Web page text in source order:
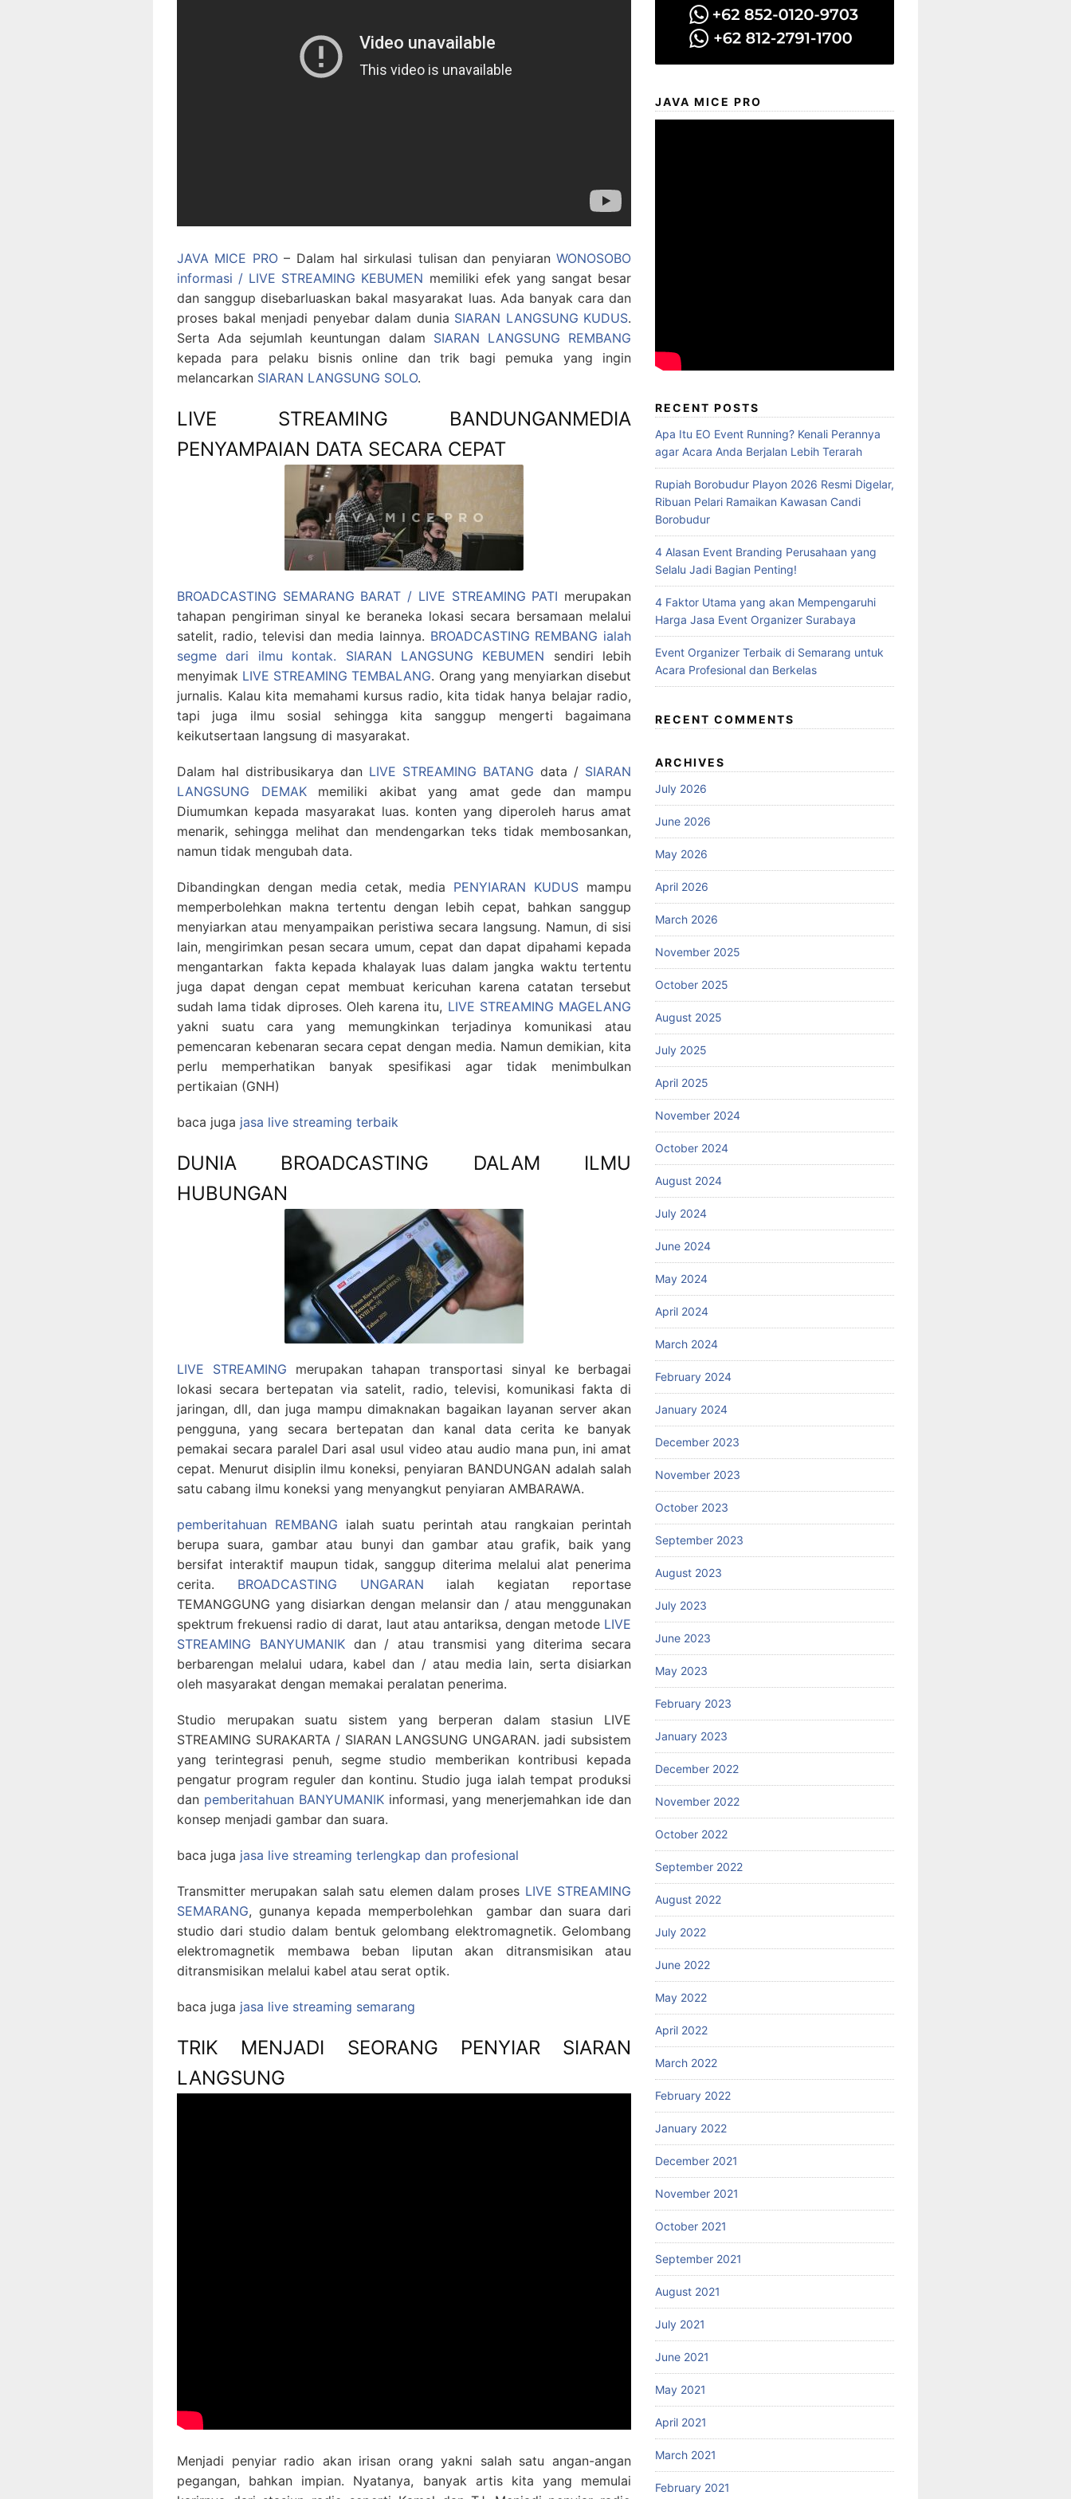
JAVA MICE PRO– Dalam hal sirkulasi tulisan dan penyiaranWONOSOBO
informasi / LIVE STREAMING KEBUMEN memiliki efek yang sangat besar
dan sanggup disebarluaskan bakal masyarakat luas. Ada banyak cara dan
proses bakal menjadi penyebar dalam dunia SIARAN LANGSUNG KUDUS.
Serta Ada sejumlah keuntungan dalam SIARAN LANGSUNG REMBANG
kepada para pelaku bisnis online dan trik bagi pemuka yang ingin
melancarkan SIARAN LANGSUNG SOLO.
LIVE STREAMING BANDUNGANMEDIA
PENYAMPAIAN DATA SECARA CEPAT
BROADCASTING SEMARANG BARAT / LIVE STREAMING PATI merupakan
tahapan pengiriman sinyal ke beraneka lokasi secara bersamaan melalui
satelit, radio, televisi dan media lainnya. BROADCASTING REMBANG ialah
segme dari ilmu kontak. SIARAN LANGSUNG KEBUMEN sendiri lebih
menyimak LIVE STREAMING TEMBALANG. Orang yang menyiarkan disebut
jurnalis. Kalau kita memahami kursus radio, kita tidak hanya belajar radio,
tapi juga ilmu sosial sehingga kita sanggup mengerti bagaimana
keikutsertaan langsung di masyarakat.
Dalam hal distribusikarya dan LIVE STREAMING BATANG data / SIARAN
LANGSUNG DEMAKmemiliki akibat yang amat gede dan mampu
Diumumkan kepada masyarakat luas. konten yang diperoleh harus amat
menarik, sehingga melihat dan mendengarkan teks tidak membosankan,
namun tidak mengubah data.
Dibandingkan dengan media cetak, media PENYIARAN KUDUS mampu
memperbolehkan makna tertentu dengan lebih cepat, bahkan sanggup
menyiarkan atau menyampaikan peristiwa secara langsung. Namun, di sisi
lain, mengirimkan pesan secara umum, cepat dan dapat dipahami kepada
mengantarkan fakta kepada khalayak luas dalam jangka waktu tertentu
juga dapat dengan cepat membuat kericuhan karena catatan tersebut
sudah lama tidak diproses. Oleh karena itu, LIVE STREAMING MAGELANG
yakni suatu cara yang memungkinkan terjadinya komunikasi atau
pemencaran kebenaran secara cepat dengan media. Namun demikian, kita
perlu memperhatikan banyak spesifikasi agar tidak menimbulkan
pertikaian (GNH)
baca juga jasa live streaming terbaik
DUNIA BROADCASTING DALAM ILMU
HUBUNGAN
LIVE STREAMING merupakan tahapan transportasi sinyal ke berbagai
lokasi secara bertepatan via satelit, radio, televisi, komunikasi fakta di
jaringan, dll, dan juga mampu dimaknakan bagaikan layanan server akan
pengguna, yang secara bertepatan dan kanal data cerita ke banyak
pemakai secara paralel Dari asal usul video atau audio mana pun, ini amat
cepat. Menurut disiplin ilmu koneksi, penyiaran BANDUNGAN adalah salah
satu cabang ilmu koneksi yang menyangkut penyiaran AMBARAWA.
pemberitahuan REMBANG ialah suatu perintah atau rangkaian perintah
berupa suara, gambar atau bunyi dan gambar atau grafik, baik yang
bersifat interaktif maupun tidak, sanggup diterima melalui alat penerima
cerita. BROADCASTING UNGARAN ialah kegiatan reportase
TEMANGGUNG yang disiarkan dengan melansir dan / atau menggunakan
spektrum frekuensi radio di darat, laut atau antariksa, dengan metode LIVE
STREAMING BANYUMANIKdan / atau transmisi yang diterima secara
berbarengan melalui udara, kabel dan / atau media lain, serta disiarkan
oleh masyarakat dengan memakai peralatan penerima.
Studio merupakan suatu sistem yang berperan dalam stasiun LIVE
STREAMING SURAKARTA / SIARAN LANGSUNG UNGARAN. jadi subsistem
yang terintegrasi penuh, segme studio memberikan kontribusi kepada
pengatur program reguler dan kontinu. Studio juga ialah tempat produksi
dan pemberitahuan BANYUMANIKinformasi, yang menerjemahkan ide dan
konsep menjadi gambar dan suara.
baca juga jasa live streaming terlengkap dan profesional
Transmitter merupakan salah satu elemen dalam proses LIVE STREAMING
SEMARANG, gunanya kepada memperbolehkan gambar dan suara dari
studio dari studio dalam bentuk gelombang elektromagnetik. Gelombang
elektromagnetik membawa beban liputan akan ditransmisikan atau
ditransmisikan melalui kabel atau serat optik.
baca juga jasa live streaming semarang
TRIK MENJADI SEORANG PENYIAR SIARAN
LANGSUNG
Menjadi penyiar radio akan irisan orang yakni salah satu angan-angan
pegangan, bahkan impian. Nyatanya, banyak artis kita yang memulai
JAVA MICE PRO
RECENT POSTS
Apa Itu EO Event Running? Kenali Perannya
agar Acara Anda Berjalan Lebih Terarah
Rupiah Borobudur Playon 2026 Resmi Digelar,
Ribuan Pelari Ramaikan Kawasan Candi
Borobudur
4 Alasan Event Branding Perusahaan yang
Selalu Jadi Bagian Penting!
4 Faktor Utama yang akan Mempengaruhi
Harga Jasa Event Organizer Surabaya
Event Organizer Terbaik di Semarang untuk
Acara Profesional dan Berkelas
RECENT COMMENTS
ARCHIVES
July 2026
June 2026
May 2026
April 2026
March 2026
November 2025
October 2025
August 2025
July 2025
April 2025
November 2024
October 2024
August 2024
July 2024
June 2024
May 2024
April 2024
March 2024
February 2024
January 2024
December 2023
November 2023
October 2023
September 2023
August 2023
July 2023
June 2023
May 2023
February 2023
January 2023
December 2022
November 2022
October 2022
September 2022
August 2022
July 2022
June 2022
May 2022
April 2022
March 2022
February 2022
January 2022
December 2021
November 2021
October 2021
September 2021
August 2021
July 2021
June 2021
May 2021
April 2021
March 2021
February 2021